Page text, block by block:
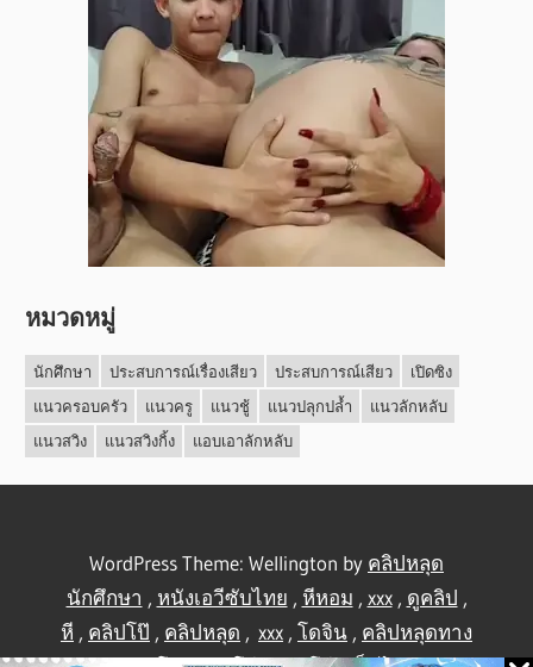
หมวดหมู่
นักศึกษา ประสบการณ์เรื่องเสียว ประสบการณ์เสียว
เปิดซิง
แนวครอบครัว
แนวครู แนวชู้ แนวปลุกปล้ำ
แนวลักหลับ
แนวสวิง
แนวสวิงกิ้ง แอบเอาลักหลับ
WordPress Theme: Wellington by คลิปหลุด
นักศึกษา , หนังเอวีซับไทย , หีหอม , xxx, ดูคลิป ,
หี , คลิปโป๊ , คลิปหลุด , xxx , โดจิน , คลิปหลุดทาง